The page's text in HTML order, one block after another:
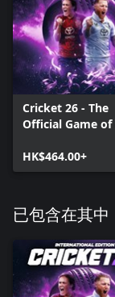
Cricket 26 - The
Official Game
HK$464.00+
已包含在其中